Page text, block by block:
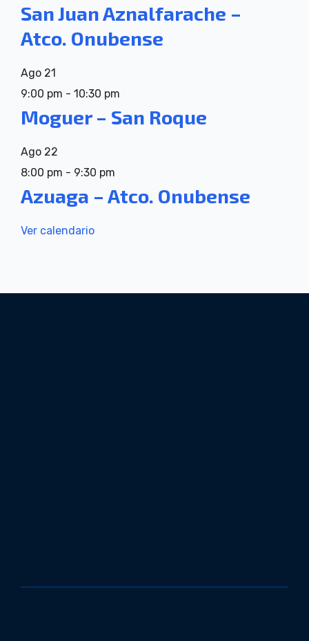
San Juan Aznalfarache –
Atco. Onubense
Ago 21
9:00 pm - 10:30 pm
Moguer – San Roque
Ago 22
8:00 pm - 9:30 pm
Azuaga – Atco. Onubense
Ver calendario